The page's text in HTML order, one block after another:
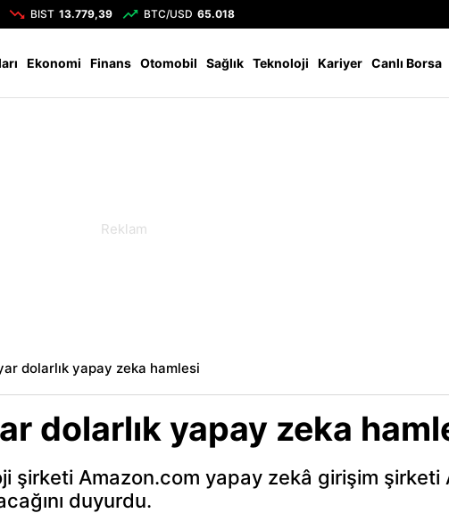
BIST 13.779,39 BTC/USD 65.018
Ekonomi Finans Otomobil Sağlık Teknoloji Kariyer Canlı Borsa
dolarlık yapay zeka hamlesi
dolarlık yapay zeka
şirketi Amazon.com yapay zekâ girişim şirketi
duyurdu.